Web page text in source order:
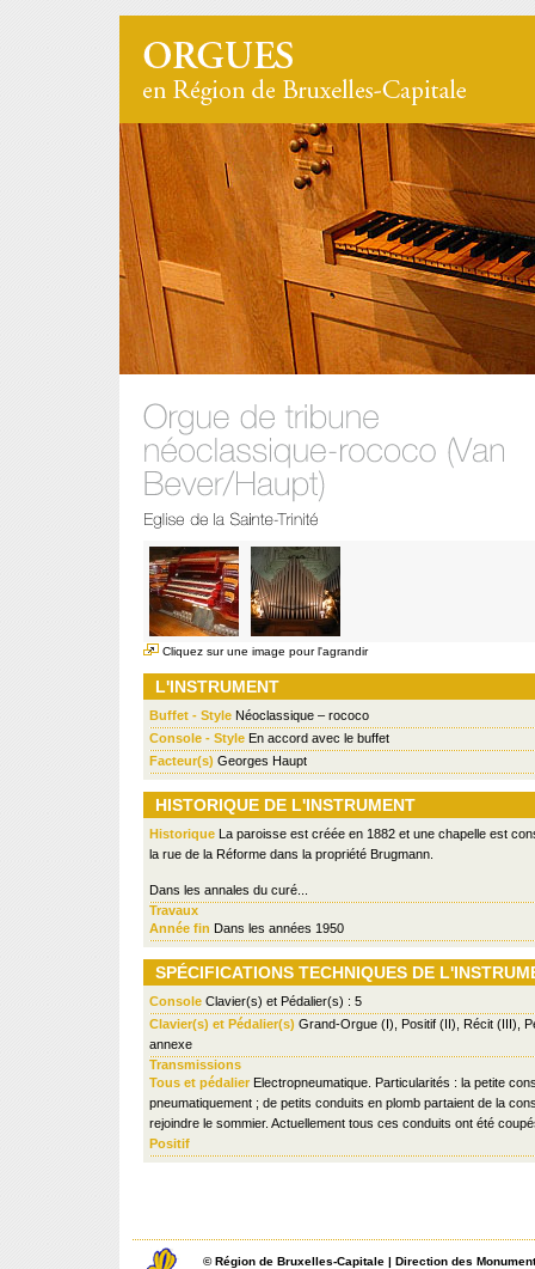
Cliquez sur une image pour l'agrandir
L'INSTRUMENT
Buffet - Style Néoclassique – rococo
Console - Style En accord avec le buffet
Facteur(s) Georges Haupt
HISTORIQUE DE L'INSTRUMENT
Historique La paroisse est créée en 1882 et une chapelle est
la rue de la Réforme dans la propriété Brugmann.
Dans les annales du curé...
Travaux
Année fin Dans les années 1950
SPÉCIFICATIONS TECHNIQUES DE
Console Clavier(s) et Pédalier(s) : 5
Clavier(s) et Pédalier(s) Grand-Orgue (I), Positif (II), Récit (III),
annexe
Transmissions
Tous et pédalier Electropneumatique. Particularités : la petite
pneumatiquement ; de petits conduits en plomb partaient de la
rejoindre le sommier. Actuellement tous ces conduits ont été
Positif
©Région de Bruxelles-Capitale | Direction des